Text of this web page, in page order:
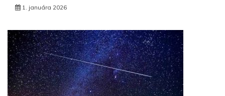
1. januára 2026